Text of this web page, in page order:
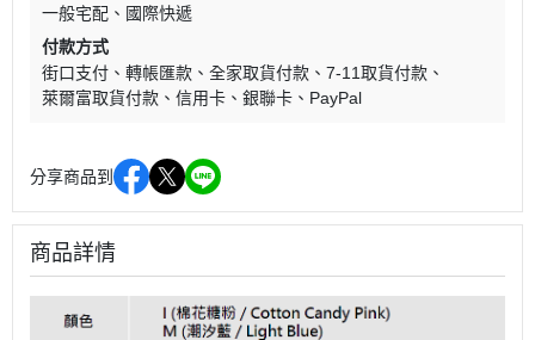
一般宅配
國際快遞
付款方式
街口支付
轉帳匯款 全家取貨付款
7-11取貨付款
萊爾富取貨付款
信用卡 銀聯卡 PayPal
分享商品到
商品詳情